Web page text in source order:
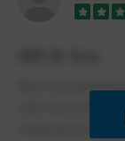
Alla
mål finns här!!
material, bra